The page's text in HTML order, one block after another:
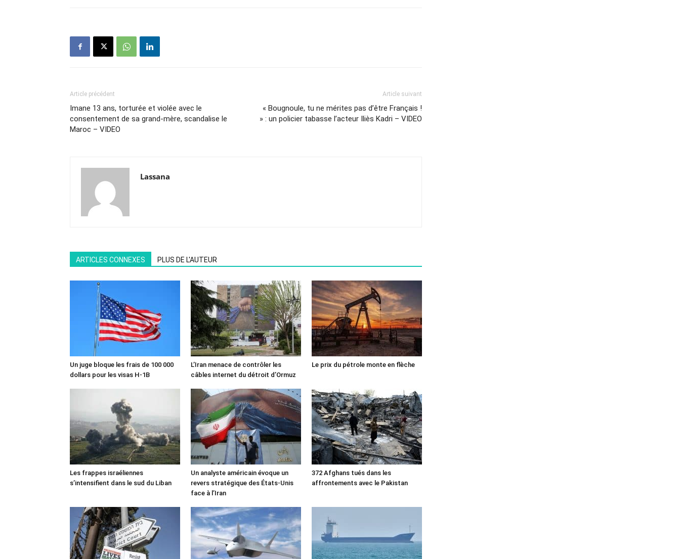
Article précédent
Imane 13 ans, torturée et violée avec le
consentement de sa grand-mère, scandalise le
Maroc – VIDEO
Article suivant
« Bougnoule, tu ne mérites pas d’être Français !
» : un policier tabasse l’acteur Iliès Kadri – VIDEO
Lassana
ARTICLES CONNEXES PLUS DE L'AUTEUR
Un juge bloque les frais de 100 000
dollars pour les visas H-1B
L’Iran menace de contrôler les
câbles internet du détroit d’Ormuz
Le prix du pétrole monte en flèche
Les frappes israéliennes
s’intensifient dans le sud du Liban
Un analyste américain évoque un
revers stratégique des États-Unis
face à l’Iran
372 Afghans tués dans les
affrontements avec le Pakistan